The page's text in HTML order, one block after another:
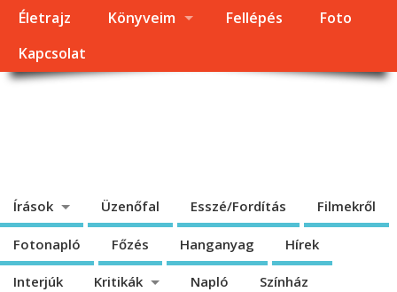
Életrajz Könyveim Fellépés
Foto
Kapcsolat
Írások Üzenőfal Esszé/Fordítás Filmekről
Fotonapló Főzés Hanganyag Hírek
Interjúk Kritikák Napló Színház